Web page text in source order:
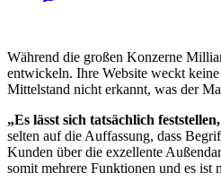
Während die großen Konzerne
entwickeln. Ihre Website weckt
Mittelstand nicht erkannt, was der
„Es lässt sich tatsächlich
selten auf die Auffassung, dass
Kunden über die exzellente
somit mehrere Funktionen und es ist